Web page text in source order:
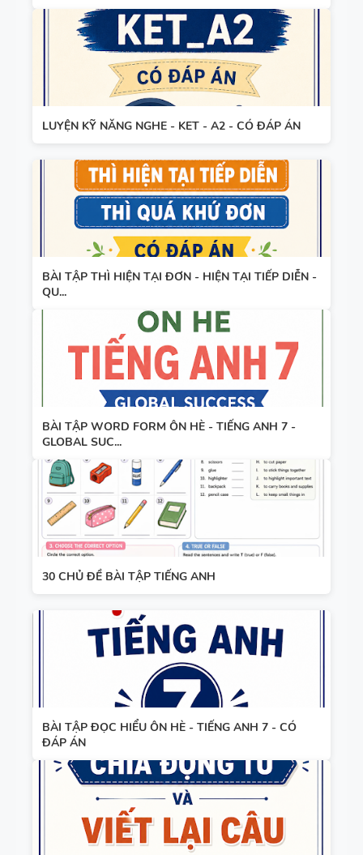
LUYỆN KỸ NĂNG NGHE - KET - A2 - CÓ ĐÁP ÁN
BÀI TẬP THÌ HIỆN TẠI ĐƠN - HIỆN TẠI TIẾP DIỄN -
QU...
BÀI TẬP WORD FORM ÔN HÈ - TIẾNG ANH 7 -
GLOBAL SUC...
30 CHỦ ĐỀ BÀI TẬP TIẾNG ANH
BÀI TẬP ĐỌC HIỂU ÔN HÈ - TIẾNG ANH 7 - CÓ
ĐÁP ÁN